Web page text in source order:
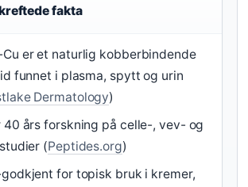
fakta
Cu er et naturlig kobberbindende
funnet i plasma, spytt og urin
Dermatology)
40 års forskning på celle-, vev- og
(Peptides.org)
godkjent for topisk bruk i kremer,